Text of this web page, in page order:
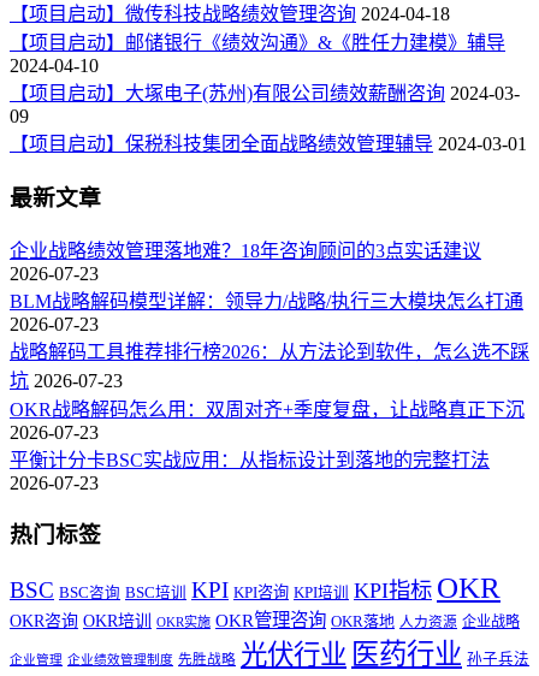
【项目启动】微传科技战略绩效管理咨询 2024-04-18
【项目启动】邮储银行《绩效沟通》&《胜任力建模》辅导
2024-04-10
【项目启动】大塚电子(苏州)有限公司绩效薪酬咨询 2024-03-
09
【项目启动】保税科技集团全面战略绩效管理辅导 2024-03-01
最新文章
企业战略绩效管理落地难？18年咨询顾问的3点实话建议
2026-07-23
BLM战略解码模型详解：领导力/战略/执行三大模块怎么打通
2026-07-23
战略解码工具推荐排行榜2026：从方法论到软件，怎么选不踩
坑 2026-07-23
OKR战略解码怎么用：双周对齐+季度复盘，让战略真正下沉
2026-07-23
平衡计分卡BSC实战应用：从指标设计到落地的完整打法
2026-07-23
热门标签
BSC BSC咨询 BSC培训 KPI KPI咨询 KPI培训 KPI指标 OKR
OKR咨询 OKR培训 OKR实施 OKR管理咨询 OKR落地 人力资源 企业战略
企业管理 企业绩效管理制度 先胜战略 光伏行业 医药行业 孙子兵法